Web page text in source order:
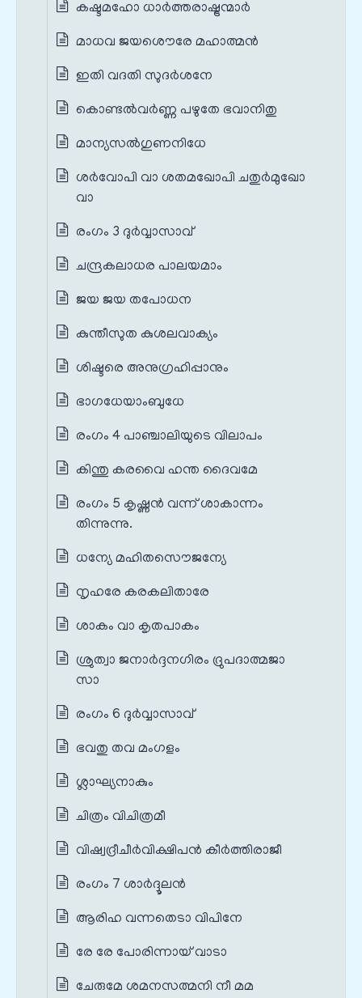
കഷ്ടമഹോ ധാര്‍ത്തരാഷ്ട്രന്മാര്‍
മാധവ ജയശൌരേ മഹാത്മന്‍
ഇതി വദതി സുദർശനേ
കൊണ്ടല്‍‌വര്‍ണ്ണ പഴുതേ ഭവാനിതു
മാന്യസല്‍ഗുണനിധേ
ശർവോപി വാ ശതമഖോപി ചതുർമുഖോ
വാ
രംഗം 3 ദുർവ്വാസാവ്
ചന്ദ്രകലാധര പാലയമാം
ജയ ജയ തപോധന
കുന്തീസുത കുശലവാക്യം
ശിഷ്ടരെ അനുഗ്രഹിപ്പാനും
ഭാഗധേയാംബുധേ
രംഗം 4 പാഞ്ചാലിയുടെ വിലാപം
കിന്തു കരവൈ ഹന്ത ദൈവമേ
രംഗം 5 കൃഷ്ണൻ വന്ന് ശാകാന്നം
തിന്നുന്നു.
ധന്യേ മഹിതസൌജന്യേ
നൃഹരേ കരകലിതാരേ
ശാകം വാ കൃതപാകം
ശ്രുത്വാ ജനാര്‍ദ്ദനഗിരം ദ്രുപദാത്മജാ
സാ
രംഗം 6 ദുർവ്വാസാവ്
ഭവതു തവ മംഗളം
ശ്ലാഘ്യനാകും
ചിത്രം വിചിത്രമീ
വിഷ്വദ്രീചീർവിക്ഷിപൻ കീർത്തിരാജീ
രംഗം 7 ശാർദ്ദൂലൻ
ആരിഹ വന്നതെടാ വിപിനേ
രേ രേ പോരിന്നായ് വാടാ
ചേരുമേ ശമനസത്മനി നീ മമ